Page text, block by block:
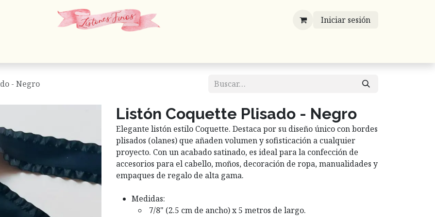
Iniciar sesión
- Negro
Listón Coquette Plisado - Negro
Elegante listón estilo Coquette. Destaca por su diseño único con bordes
plisados (olanes) que añaden volumen y sofisticación a cualquier
proyecto. Con un acabado satinado, es ideal para la confección de
accesorios para el cabello, moños, decoración de ropa, manualidades y
empaques de regalo de alta gama.
Medidas:
7/8" (2.5 cm de ancho) x 5 metros de largo.